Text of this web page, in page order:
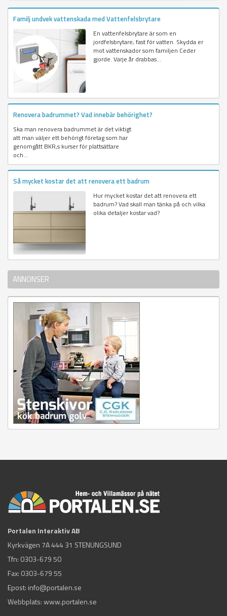
Familj undvek vattenskada med Vattenfelsbrytare
En vattenfelsbrytare är som en
jordfelsbrytare, fast för vatten. Skydda er
mot vattenskador som familjen Ceder
gjorde. Varje år drabbas...
Renovera badrummet? Vad innebär behörighet?
Ska man renovera badrummet är det viktigt
att man väljer ett behörigt företag som har
genomgått BKR,s kurser för plattsättare
och...
Så mycket kostar det att renovera ett badrum
Hur mycket kostar det att renovera ett
badrum? Vad skall man tänka på och vilka
olika detaljer kostar vad?
ANNONSER
Portalen Interaktiv AB
Kyrkvägen 7A 444 31 STENUNGSUND
Tfn: 0303-679 50
Fax: 0303-679 55
Epost: info@portalen.se
Webbplats: www.portalen.se